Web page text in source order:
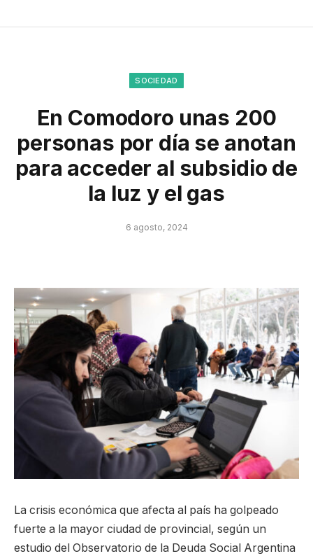
SOCIEDAD
En Comodoro unas 200
personas por día se anotan
para acceder al subsidio de
la luz y el gas
6 agosto, 2024
La crisis económica que afecta al país ha golpeado
fuerte a la mayor ciudad de provincial, según un
estudio del Observatorio de la Deuda Social Argentina